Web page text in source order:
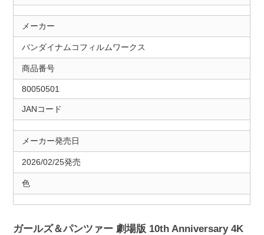
メーカー
バンダイナムコフィルムワークス
商品番号
80050501
JANコード
メーカー発売日
2026/02/25発売
色
ガールズ＆パンツァー 劇場版 10th Anniversary 4K